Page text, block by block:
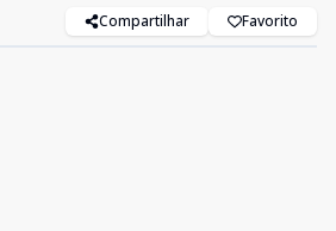
Compartilhar Favorito